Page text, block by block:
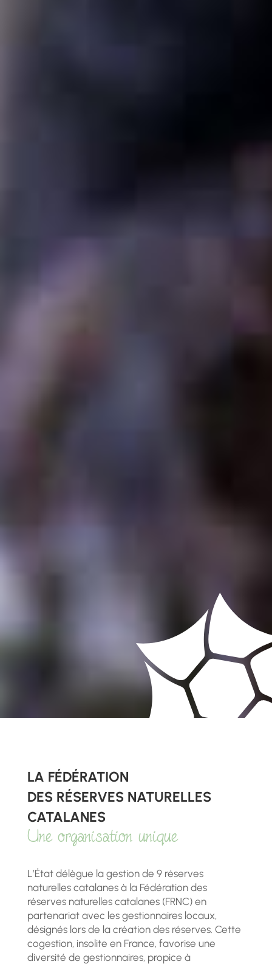
LA FÉDÉRATION
DES RÉSERVES NATURELLES
CATALANES
Une organisation unique
L’État délègue la gestion de 9 réserves
naturelles catalanes à la Fédération des
réserves naturelles catalanes (FRNC) en
partenariat avec les gestionnaires locaux,
désignés lors de la création des réserves. Cette
cogestion, insolite en France, favorise une
diversité de gestionnaires, propice à